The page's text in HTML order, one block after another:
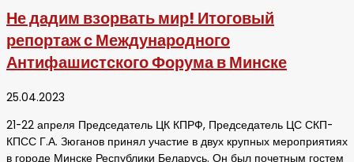
Не дадим взорвать мир! Итоговый
репортаж с Международного
Антифашистского Форума в Минске
25.04.2023
21-22 апреля Председатель ЦК КПРФ, Председатель ЦС СКП-
КПСС Г.А. Зюганов принял участие в двух крупных мероприятиях
в городе Минске Республики Беларусь. Он был почетным гостем